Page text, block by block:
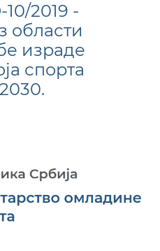
2019 -
области
израде
спорта